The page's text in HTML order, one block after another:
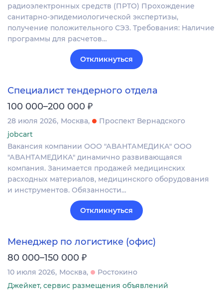
радиоэлектронных средств (ПРТО) Прохождение
санитарно-эпидемиологической экспертизы,
получение положительного СЭЗ. Требования: Наличие
программы для расчетов…
Откликнуться
Специалист тендерного отдела
100 000–200 000 ₽
28 июля 2026 Москва
Проспект Вернадского
jobcart
Вакансия компании ООО "АВАНТАМЕДИКА" ООО
"АВАНТАМЕДИКА" динамично развивающаяся
компания. Занимается продажей медицинских
расходных материалов, медицинского оборудования
и инструментов. Обязанности…
Откликнуться
Менеджер по логистике (офис)
80 000–150 000 ₽
10 июля 2026 Москва
Ростокино
Джейкет, сервис размещения объявлений